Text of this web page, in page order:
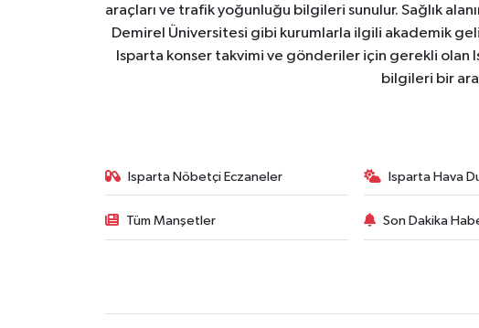
araçları ve trafik yoğunluğu bilgileri sunulur. Sağlık
Demirel Üniversitesi gibi kurumlarla ilgili akademik
Isparta konser takvimi ve gönderiler için gerekli olan
bilgileri bir
Isparta Nöbetçi Eczaneler Isparta Hava
Tüm Manşetler Son Dakika